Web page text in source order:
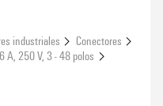
industriales
Conectores
A, 250 V, 3 - 48 polos